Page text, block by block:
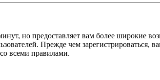
но предоставляет вам более широкие
Прежде чем зарегистрироваться,
всеми правилами.